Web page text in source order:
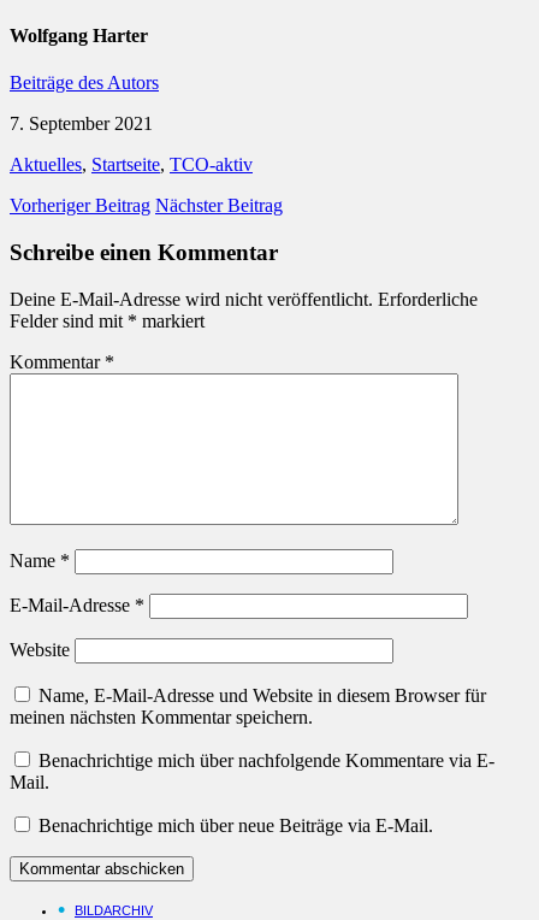
Wolfgang Harter
Beiträge des Autors
7. September 2021
Aktuelles, Startseite, TCO-aktiv
Vorheriger Beitrag Nächster Beitrag
Schreibe einen Kommentar
Deine E-Mail-Adresse wird nicht veröffentlicht. Erforderliche
Felder sind mit * markiert
Kommentar *
Name *
E-Mail-Adresse *
Website
Name, E-Mail-Adresse und Website in diesem Browser für
meinen nächsten Kommentar speichern.
Benachrichtige mich über nachfolgende Kommentare via E-
Mail.
Benachrichtige mich über neue Beiträge via E-Mail.
BILDARCHIV